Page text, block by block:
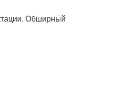
Обширный